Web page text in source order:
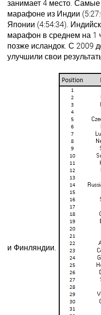
занимает 4 место.
марафоне из Индии
Японии (4:54:34).
марафон в среднем на 1
позже исландок. С 2009
улучшили свои
и Финляндии.